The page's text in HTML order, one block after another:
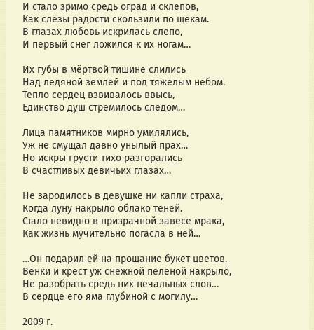
И стало зримо средь оград и склепов,
Как слёзы радости скользили по щекам.
В глазах любовь искрилась слепо,
И первый снег ложился к их ногам…
Их губы в мёртвой тишине слились
Над ледяной землёй и под тяжёлым небом.
Тепло сердец взвивалось ввысь,
Единство душ стремилось следом…
Лица памятников мирно умилялись,
Уж не смущал давно унылый прах…
Но искры грусти тихо разгорались
В счастливых девичьих глазах…
Не зародилось в девушке ни капли страха,
Когда луну накрыло облако теней.
Стало невидно в призрачной завесе мрака,
Как жизнь мучительно погасла в ней…
…Он подарил ей на прощание букет цветов.
Венки и крест уж снежной пеленой накрыло,
Не разобрать средь них печальных слов…
В сердце его яма глубиной с могилу…
2009 г.